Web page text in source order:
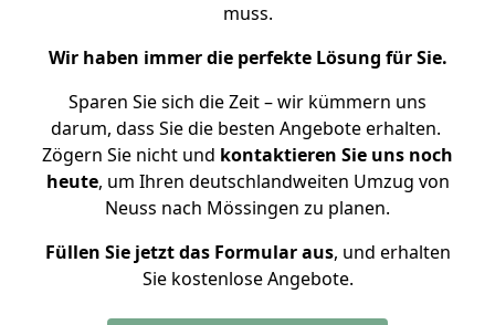
muss.
Wir haben immer die perfekte Lösung für Sie.
Sparen Sie sich die Zeit – wir kümmern uns
darum, dass Sie die besten Angebote erhalten.
Zögern Sie nicht und kontaktieren Sie uns noch
heute, um Ihren deutschlandweiten Umzug von
Neuss nach Mössingen zu planen.
Füllen Sie jetzt das Formular aus, und erhalten
Sie kostenlose Angebote.